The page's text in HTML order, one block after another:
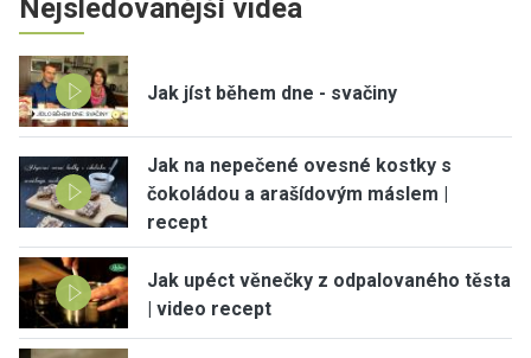
Nejsledovanější videa
Jak jíst během dne - svačiny
Jak na nepečené ovesné kostky s
čokoládou a arašídovým máslem |
recept
Jak upéct věnečky z odpalovaného těsta
| video recept